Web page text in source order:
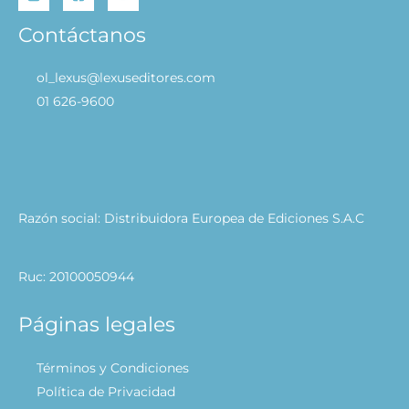
Contáctanos
ol_lexus@lexuseditores.com
01 626-9600
Razón social: Distribuidora Europea de Ediciones S.A.C
Ruc: 20100050944
Páginas legales
Términos y Condiciones
Política de Privacidad